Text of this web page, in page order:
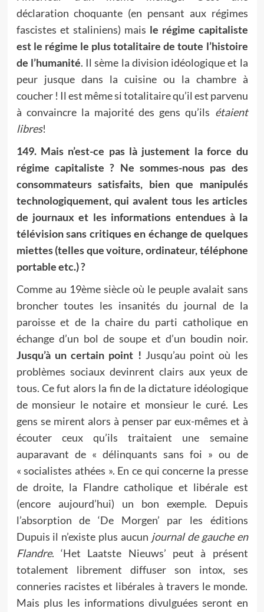
déclaration choquante (en pensant aux régimes
fascistes et staliniens) mais le régime capitaliste
est le régime le plus totalitaire de toute l’histoire
de l’humanité. Il sème la division idéologique et la
peur jusque dans la cuisine ou la chambre à
coucher ! Il est même si totalitaire qu’il est parvenu
à convaincre la majorité des gens qu’ils étaient
libres!
149. Mais n’est-ce pas là justement la force du
régime capitaliste ? Ne sommes-nous pas des
consommateurs satisfaits, bien que manipulés
technologiquement, qui avalent tous les articles
de journaux et les informations entendues à la
télévision sans critiques en échange de quelques
miettes (telles que voiture, ordinateur, téléphone
portable etc.) ?
Comme au 19ème siècle où le peuple avalait sans
broncher toutes les insanités du journal de la
paroisse et de la chaire du parti catholique en
échange d’un bol de soupe et d’un boudin noir.
Jusqu’à un certain point ! Jusqu’au point où les
problèmes sociaux devinrent clairs aux yeux de
tous. Ce fut alors la fin de la dictature idéologique
de monsieur le notaire et monsieur le curé. Les
gens se mirent alors à penser par eux-mêmes et à
écouter ceux qu’ils traitaient une semaine
auparavant de « délinquants sans foi » ou de
« socialistes athées ». En ce qui concerne la presse
de droite, la Flandre catholique et libérale est
(encore aujourd’hui) un bon exemple. Depuis
l’absorption de ‘De Morgen’ par les éditions
Dupuis il n’existe plus aucun journal de gauche en
Flandre. ‘Het Laatste Nieuws’ peut à présent
totalement librement diffuser son intox, ses
conneries racistes et libérales à travers le monde.
Mais plus les informations divulguées seront en